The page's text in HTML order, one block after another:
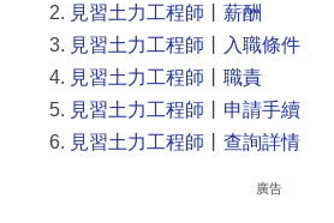
見習土力工程師丨薪酬
見習土力工程師丨入職條件
見習土力工程師丨職責
見習土力工程師丨申請手續
見習土力工程師丨查詢詳情
廣告